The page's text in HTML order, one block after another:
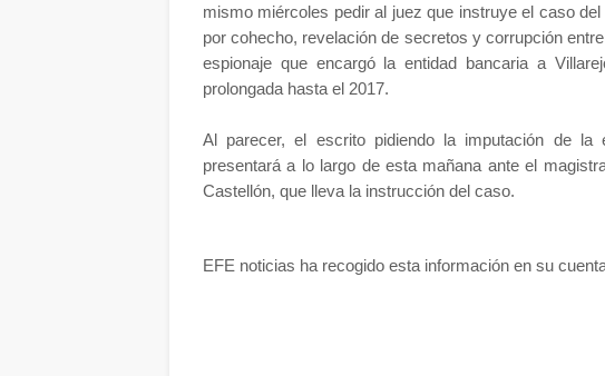
mismo miércoles pedir al juez que instruye el caso
por cohecho, revelación de secretos y corrupción
espionaje que encargó la entidad bancaria a
prolongada hasta el 2017.
Al parecer, el escrito pidiendo la imputación de la
presentará a lo largo de esta mañana ante el
Castellón, que lleva la instrucción del caso.
EFE noticias ha recogido esta información en su